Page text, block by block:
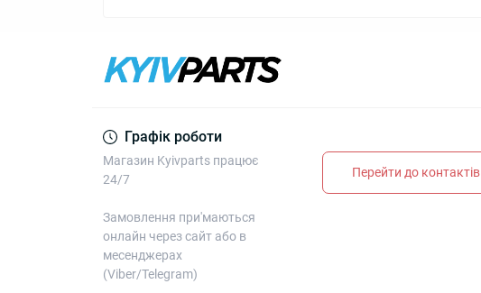
Графік роботи
Магазин Kyivparts працює
24/7
Замовлення при'маються
онлайн через сайт або в
месенджерах
(Viber/Telegram)
Перейти до контактів